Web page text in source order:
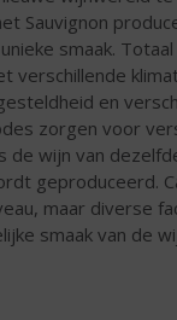
Sauvignon
smaak.
verschillende
en
zorgen voor
de wijn van
geproduceerd.
maar diverse
smaak van de